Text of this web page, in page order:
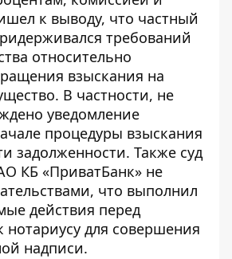
к выводу, что частный
требований
относительно
взыскания на
В частности, не
уведомление
процедуры взыскания
задолженности. Также суд
КБ «ПриватБанк» не
что выполнил
действия перед
для совершения
надписи.